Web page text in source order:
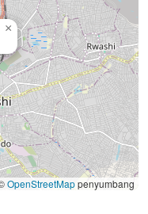
×
OpenStreetMappenyumbang